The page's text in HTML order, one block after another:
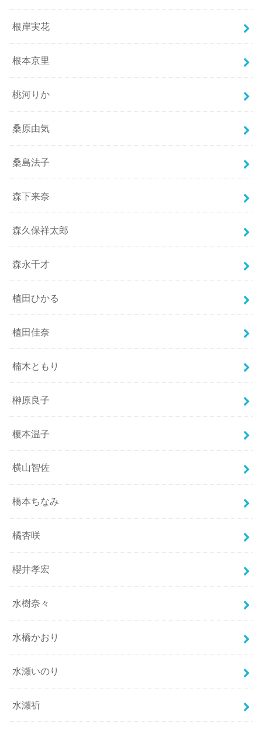
根岸実花
根本京里
桃河りか
桑原由気
桑島法子
森下来奈
森久保祥太郎
森永千才
植田ひかる
植田佳奈
楠木ともり
榊原良子
榎本温子
横山智佐
橋本ちなみ
橘杏咲
櫻井孝宏
水樹奈々
水橋かおり
水瀬いのり
水瀬祈